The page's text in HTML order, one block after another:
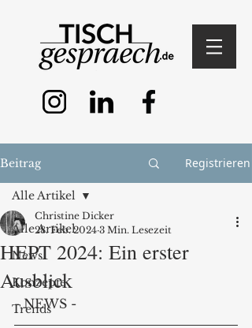
Beitrag Registrieren
Alle Artikel
News
Konzepte
Trends
Alle Artikel
HEPT 2024: Ein erster
Ausblick
Christine Dicker
28. Feb. 2024 3 Min. Lesezeit
- NEWS -